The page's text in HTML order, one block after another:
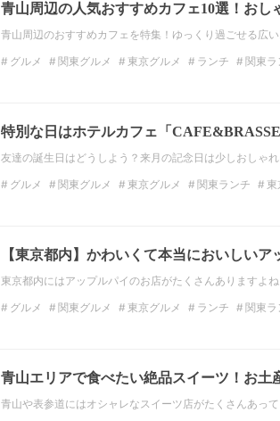
青山周辺の人気おすすめカフェ10選！おし
青山周辺のおすすめカフェを特集！ゆっくり過ごせる広
グルメ 関東グルメ 東京グルメ ランチ 関東ラ
特別な日はホテルカフェ「
友達の誕生日はどうしよう？来月の記念日は少しおしゃ
グルメ 関東グルメ 東京グルメ 関東ランチ 東
【東京都内】かわいくて本当においしいア
東京都内にはアップルパイのお店がたくさんありますよ
グルメ 関東グルメ 東京グルメ ランチ 関東ラ
青山エリアで食べたい絶品スイーツ！お土
青山や表参道にはオシャレなスイーツ店がたくさんあっ